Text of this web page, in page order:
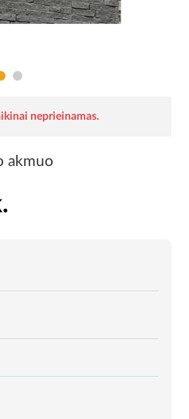
neprieinamas.
akmuo